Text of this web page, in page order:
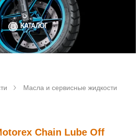
КАТАЛОГ
Масла и сервисные жидкости
Chain Lube Off